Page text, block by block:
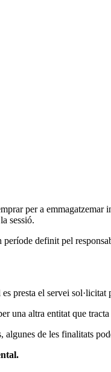
per a
sessió.
definit pel
presta el servei sol·licitat
una altra entitat que
algunes de les finalitats